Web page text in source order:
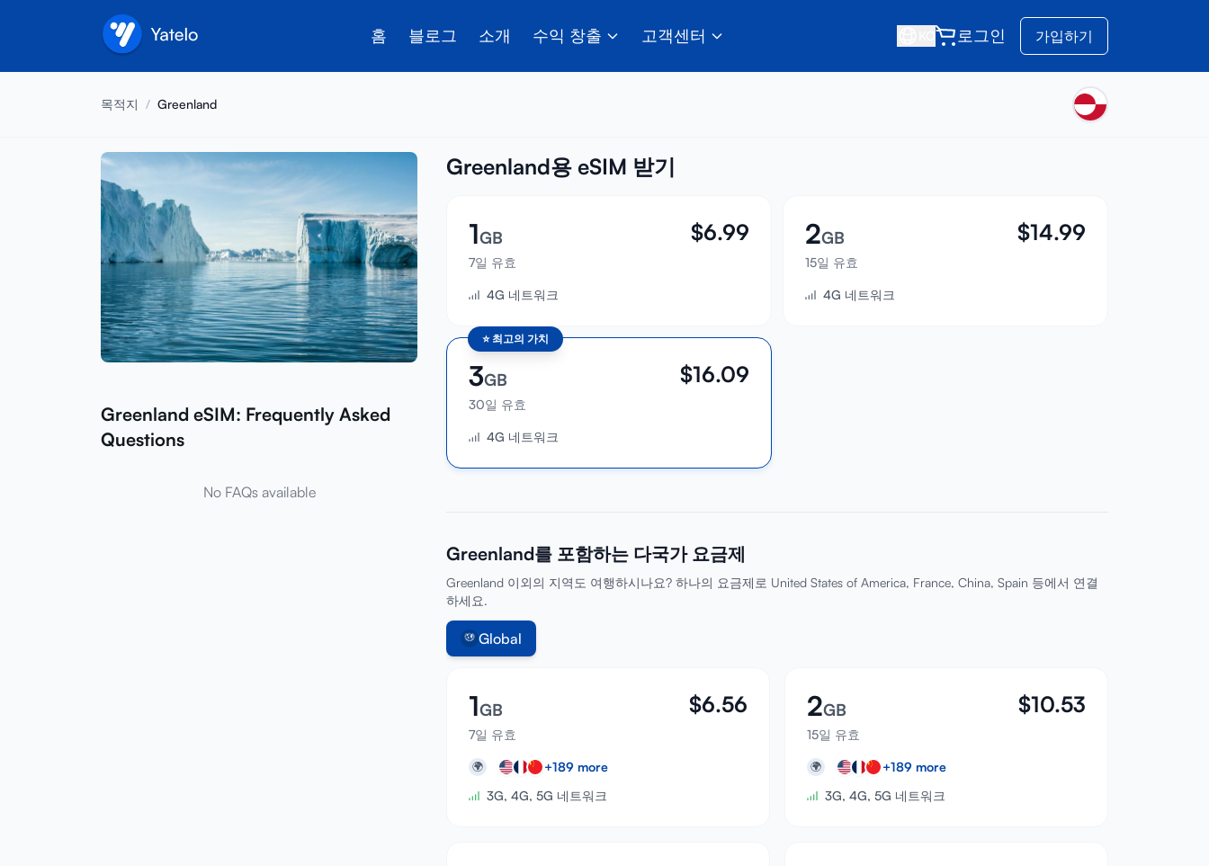
홈 블로그 소개 수익 창출 고객센터 로그인 가입하기
목적지 / Greenland
Greenland eSIM: Frequently Asked
Questions
No FAQs available
Greenland용 eSIM 받기
1GB
7일 유효
$6.99
4G 네트워크
2GB
15일 유효
$14.99
4G 네트워크
⭐ 최고의 가치
3GB
30일 유효
$16.09
4G 네트워크
Greenland를 포함하는 다국가 요금제
Greenland 이외의 지역도 여행하시나요? 하나의 요금제로 United States of America, France, China, Spain 등에서 연결
하세요.
Global
1GB
7일 유효
$6.56
🌍 +189 more
3G, 4G, 5G 네트워크
2GB
15일 유효
$10.53
🌍 +189 more
3G, 4G, 5G 네트워크